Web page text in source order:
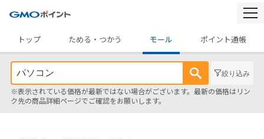
トップ
ためる・つかう モール ポイント通帳
絞り込み
※表示されている価格が最新ではない場合がございます。最新の価格はリン
ク先の商品詳細ページでご確認をお願いします。